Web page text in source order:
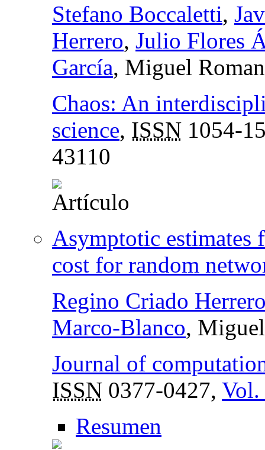
Stefano Boccaletti,
Herrero, Julio Flores
García, Miguel
Chaos: An
science, ISSN 1054-
43110
Asymptotic
cost for random
Regino Criado
Marco-Blanco,
Journal of
ISSN 0377-0427, Vol.
Resumen